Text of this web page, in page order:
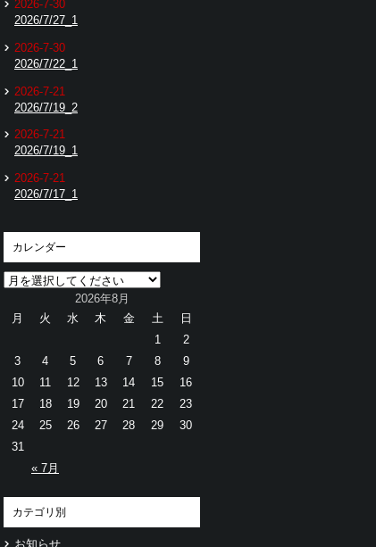
2026-7-30
2026/7/27_1
2026-7-30
2026/7/22_1
2026-7-21
2026/7/19_2
2026-7-21
2026/7/19_1
2026-7-21
2026/7/17_1
カレンダー
2026年8月
月
火 水 木 金 土 日
« 7月
1
2
3
4 5 6 7 8
9
10
11 12 13 14 15
16
17
18 19 20 21 22
23
24
25 26 27 28 29
30
31
カテゴリ別
お知らせ